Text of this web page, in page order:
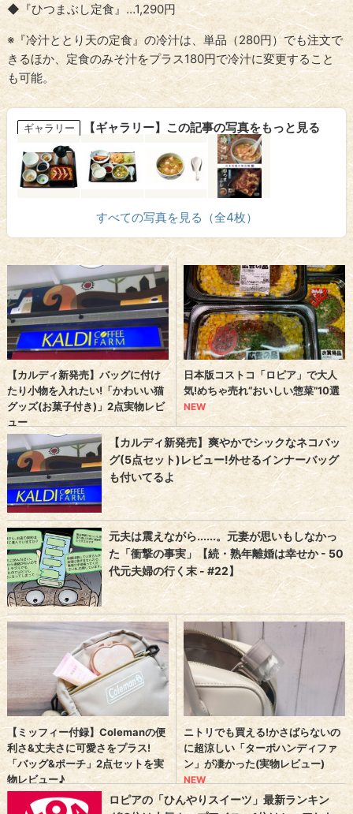
◆『ひつまぶし定食』…1,290円
※『冷汁ととり天の定食』の冷汁は、単品（280円）でも注文で
きるほか、定食のみそ汁をプラス180円で冷汁に変更すること
も可能。
ギャラリー 【ギャラリー】この記事の写真をもっと見る
すべての写真を見る（全4枚）